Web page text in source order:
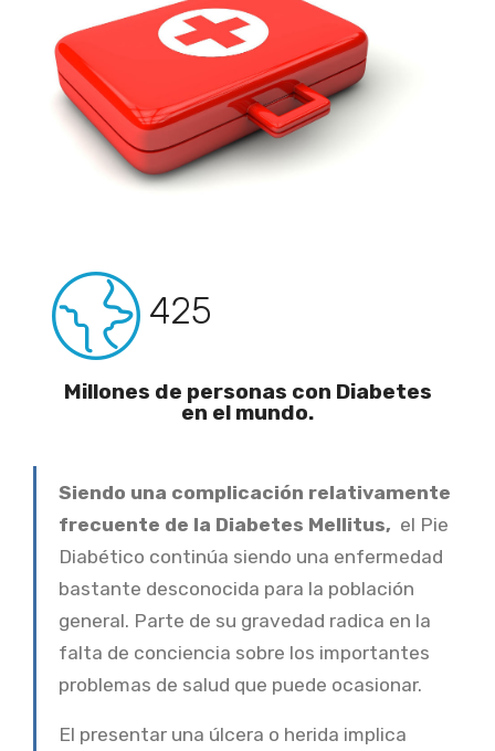
425
Millones de personas con Diabetes
en el mundo.
Siendo una complicación relativamente
frecuente de la Diabetes Mellitus, el Pie
Diabético continúa siendo una enfermedad
bastante desconocida para la población
general. Parte de su gravedad radica en la
falta de conciencia sobre los importantes
problemas de salud que puede ocasionar.
El presentar una úlcera o herida implica